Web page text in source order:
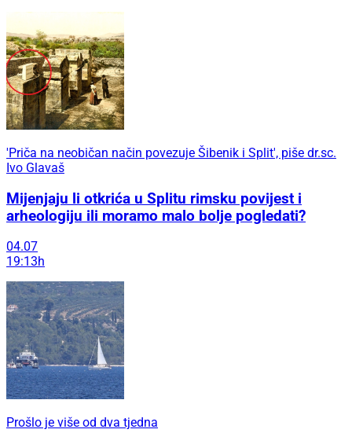
'Priča na neobičan način povezuje Šibenik i Split', piše dr.sc.
Ivo Glavaš
Mijenjaju li otkrića u Splitu rimsku povijest i
arheologiju ili moramo malo bolje pogledati?
04.07
19:13h
Prošlo je više od dva tjedna